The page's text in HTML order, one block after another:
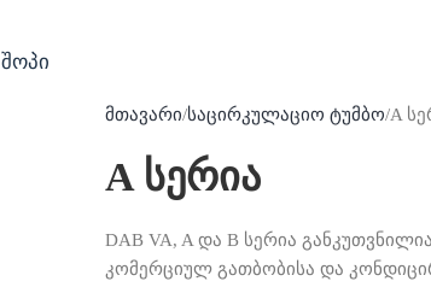
შოპი
მთავარი საცირკულაციო ტუმბო A
A სერია
DAB VA, A და B სერია
კომერციულ გათბობისა და